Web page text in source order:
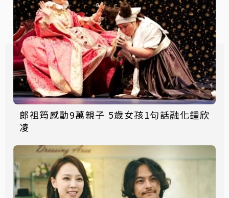
郎祖筠感動9萬親子 5歲女孩1句話融化鍾欣
凌